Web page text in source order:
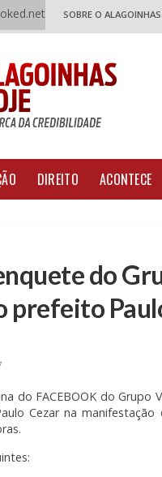
SOBRE O ALAGOINHAS
DIREITO ACONTECE
do
prefeito
do FACEBOOK do
Cezar na